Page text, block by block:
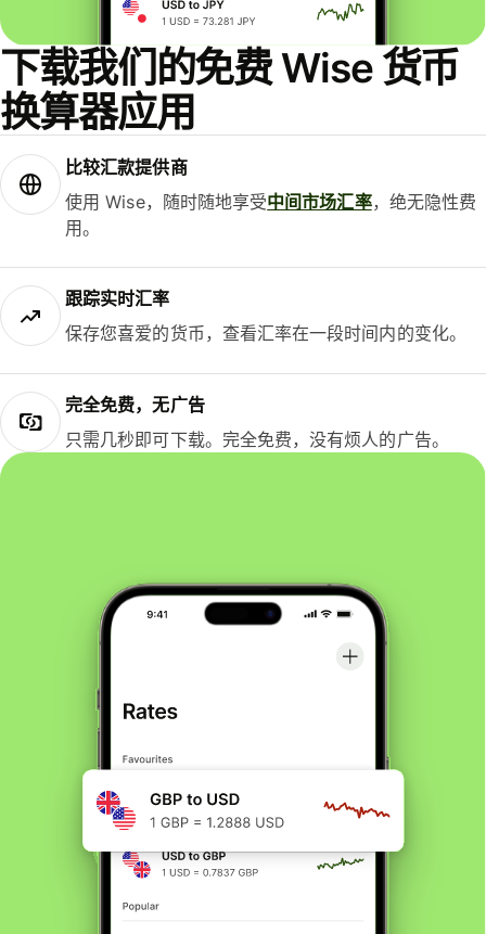
下载我们的免费 Wise 货币
换算器应用
比较汇款提供商
使用 Wise，随时随地享受中间市场汇率，绝无隐性费
用。
跟踪实时汇率
保存您喜爱的货币，查看汇率在一段时间内的变化。
完全免费，无广告
只需几秒即可下载。完全免费，没有烦人的广告。